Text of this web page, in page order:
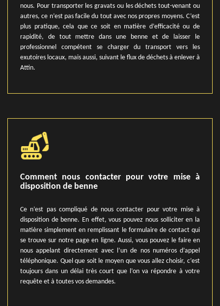
nous. Pour transporter les gravats ou les déchets tout-venant ou
autres, ce n’est pas facile du tout avec nos propres moyens. C’est
plus pratique, cela que ce soit en matière d’efficacité ou de
rapidité, de tout mettre dans une benne et de laisser le
professionnel compétent se charger du transport vers les
exutoires locaux, mais aussi, suivant le flux de déchets à enlever à
Attin.
Comment nous contacter pour votre mise à
disposition de benne
Ce n’est pas compliqué de nous contacter pour votre mise à
disposition de benne. En effet, vous pouvez nous solliciter en la
matière simplement en remplissant le formulaire de contact qui
se trouve sur notre page en ligne. Aussi, vous pouvez le faire en
nous appelant directement avec l’un de nos numéros d’appel
téléphonique. Quel que soit le moyen que vous allez choisir, c’est
toujours dans un délai très court que l’on va répondre à votre
requête et à toutes vos demandes.